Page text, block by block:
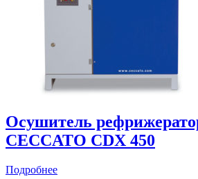
Осушитель
CECCATO CDX 450
Подробнее